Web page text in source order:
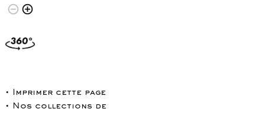
remove_circle_outline add_circle_outline
• Imprimer cette page
• Nos collections de